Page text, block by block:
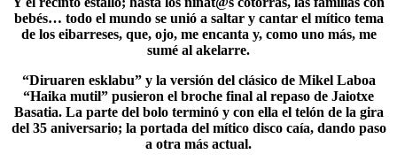
bebés… todo el mundo se unió a saltar y cantar el mítico tema
de los eibarreses, que, ojo, me encanta y, como uno más, me
sumé al akelarre.
“Diruaren esklabu” y la versión del clásico de Mikel Laboa
“Haika mutil” pusieron el broche final al repaso de Jaiotxe
Basatia. La parte del bolo terminó y con ella el telón de la gira
del 35 aniversario; la portada del mítico disco caía, dando paso
a otra más actual.